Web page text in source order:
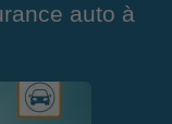
auto à